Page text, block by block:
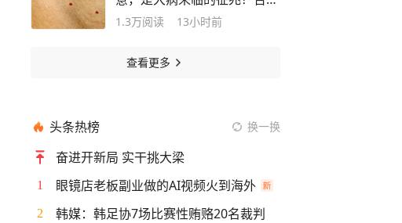
你真相
1.3万阅读 13小时前
查看更多
头条热榜 换一换
奋进开新局 实干挑大梁
1 眼镜店老板副业做的AI视频火到海外
2 韩媒：韩足协7场比赛性贿赂20名裁判